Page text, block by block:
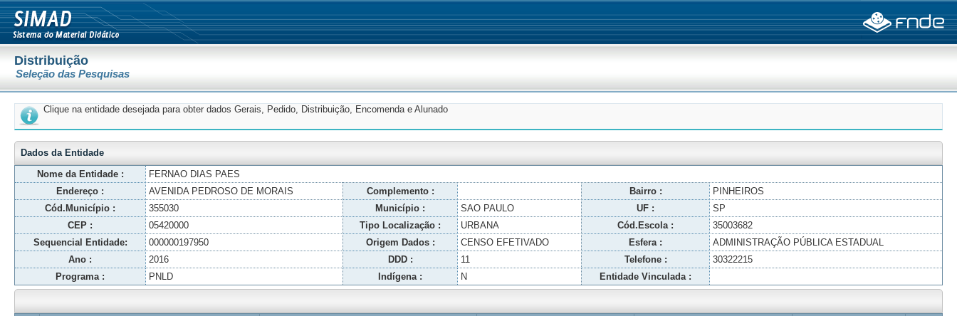
Distribuição
Seleção das Pesquisas
Clique na entidade desejada para obter dados Gerais, Pedido, Distribuição, Encomenda e Alunado
Dados da Entidade
Nome da Entidade :
FERNAO DIAS PAES
Endereço :
AVENIDA PEDROSO DE MORAIS Complemento : Bairro :
PINHEIROS
Cód.Município :
355030 Município : SAO PAULO UF :
SP
CEP :
05420000 Tipo Localização : URBANA Cód.Escola :
35003682
Sequencial Entidade:
000000197950 Origem Dados : CENSO EFETIVADO Esfera :
ADMINISTRAÇÃO PÚBLICA ESTADUAL
Ano :
2016 DDD : 11 Telefone :
30322215
Programa :
PNLD Indígena : N Entidade Vinculada :